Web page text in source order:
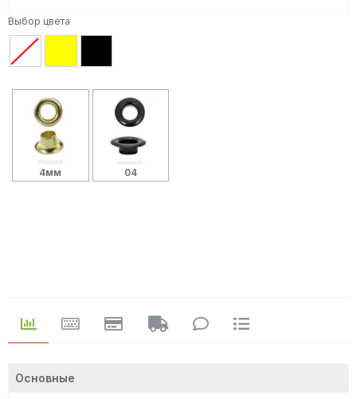
Основные
Выбор цвета
4мм 04